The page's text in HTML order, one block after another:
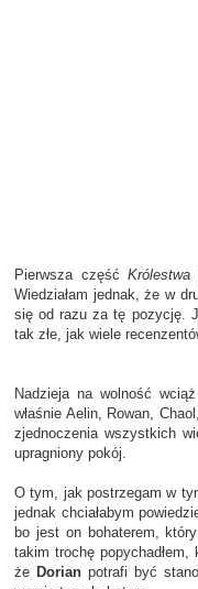
Pierwsza częśćKrólestwa
Wiedziałam jednak, że w
się od razu za tę pozycję.
tak złe, jak wiele
Nadzieja na wolność
właśnie Aelin, Rowan,
zjednoczenia wszystkich
upragniony pokój.
O tym, jak postrzegam w
jednak chciałabym
bo jest on bohaterem,
takim trochę
że Dorian potrafi być